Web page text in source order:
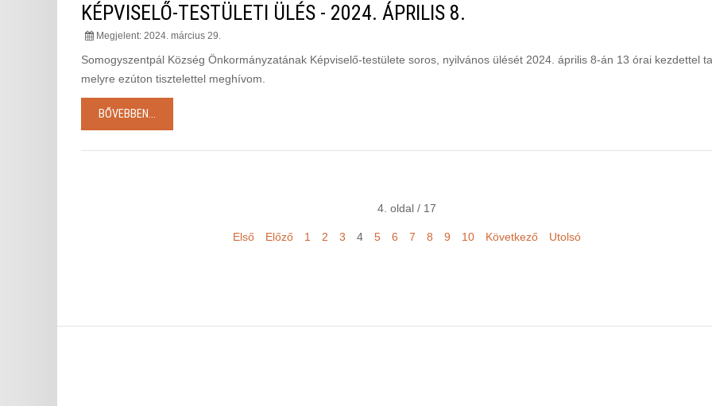
KÉPVISELŐ-TESTÜLETI ÜLÉS - 2024. ÁPRILIS 8.
Megjelent: 2024. március 29.
Somogyszentpál Község Önkormányzatának Képviselő-testülete soros, nyilvános ülését 2024. április 8-án 13 órai kezdettel
melyre ezúton tisztelettel meghívom.
BŐVEBBEN...
4. oldal / 17
Első Előző 1 2 3 4 5 6 7 8 9 10 Következő Utolsó